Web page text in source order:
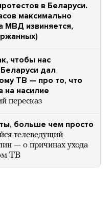
в Беларуси.
максимально
МВД извиняется,
чтобы нас
дал
ТВ — про то, что
на насилие
пересказ
больше чем просто
телеведущий
— о причинах ухода
ТВ